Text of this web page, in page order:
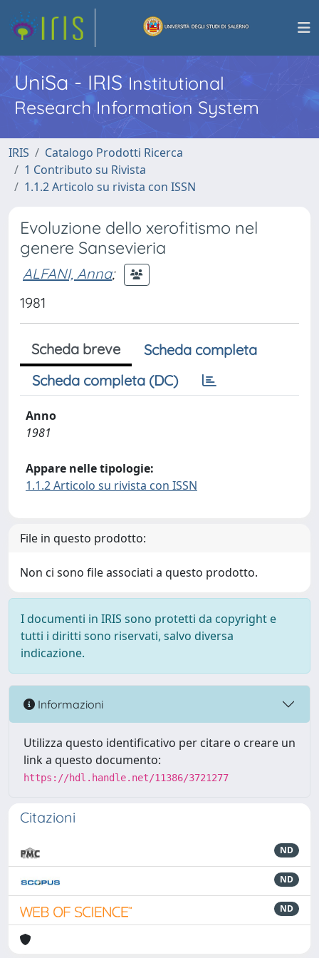
UniSa - IRISInstitutional
Research Information System
IRIS
Catalogo Prodotti Ricerca
1 Contributo su Rivista
1.1.2 Articolo su rivista con ISSN
Evoluzione dello xerofitismo nel
genere Sansevieria
ALFANI, Anna;
1981
Scheda breve
Scheda completa
Scheda completa (DC)
Anno
1981
Appare nelle tipologie:
1.1.2 Articolo su rivista con ISSN
File in questo prodotto:
Non ci sono file associati a questo prodotto.
I documenti in IRIS sono protetti da copyright e
tutti i diritti sono riservati, salvo diversa
indicazione.
Informazioni
Utilizza questo identificativo per citare o creare un
link a questo documento:
https://hdl.handle.net/11386/3721277
Citazioni
ND
ND
ND